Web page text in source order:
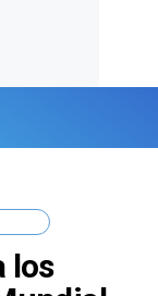
los